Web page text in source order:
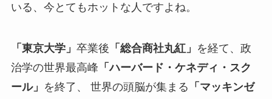
いる、今とてもホットな人ですよね。
「東京大学」 卒業後 「総合商社丸紅」 を経て、政
治学の世界最高峰 「ハーバード・ケネディ・スク
ール」 を終了、 世界の頭脳が集まる 「マッキンゼ